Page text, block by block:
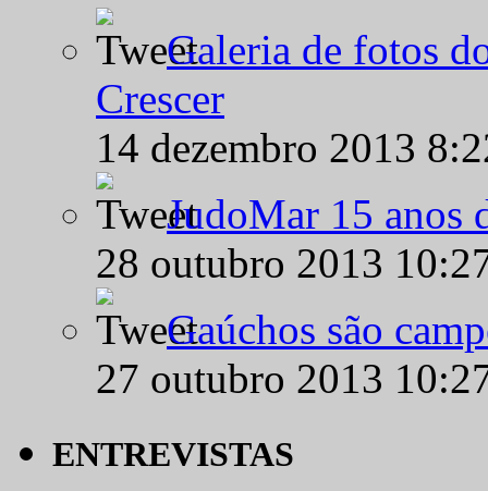
Galeria de fotos
Crescer
14 dezembro 2013
JudoMar 15 anos
28 outubro 2013
Gaúchos são
27 outubro 2013
ENTREVISTAS